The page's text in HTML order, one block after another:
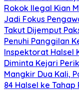
Rokok Ilegal Kian
Jadi Fokus
Takut Dijemput
Penuhi Panggilan
Inspektorat Halsel
Diminta Kejari
Mangkir Dua Kali,
84 Halsel ke Tahap